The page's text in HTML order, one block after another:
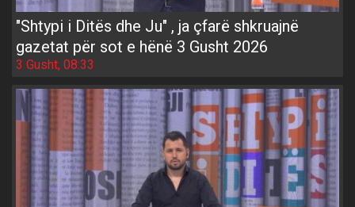
"Shtypi i Ditës dhe Ju" , ja çfarë shkruajnë
gazetat për sot e hënë 3 Gusht 2026
3 Gusht, 08:33